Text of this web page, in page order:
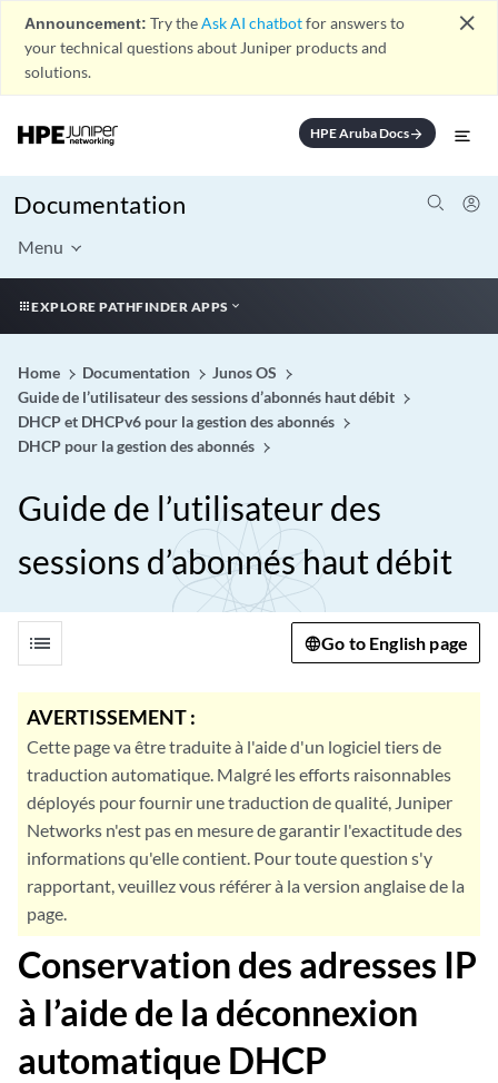
Announcement: Try theAsk AI chatbotfor answers to
your technical questions about Juniper products and
solutions.
close
HPE Aruba Docsarrow_forward
Documentation
Menu
EXPLORE PATHFINDER APPS
Home Documentation
Junos OS
Guide de l’utilisateur des sessions d’abonnés haut débit
DHCP et DHCPv6 pour la gestion des abonnés
DHCP pour la gestion des abonnés
Guide de l’utilisateur des
sessions d’abonnés haut débit
list Go to English page
AVERTISSEMENT :
Cette page va être traduite à l'aide d'un logiciel tiers de
traduction automatique. Malgré les efforts raisonnables
déployés pour fournir une traduction de qualité, Juniper
Networks n'est pas en mesure de garantir l'exactitude des
informations qu'elle contient. Pour toute question s'y
rapportant, veuillez vous référer à la version anglaise de la
page.
Conservation des adresses IP
à l’aide de la déconnexion
automatique DHCP